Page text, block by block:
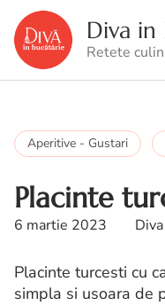
Diva in
Retete
Aperitive - Gustari
Placinte
6 martie 2023
Placinte turcesti cu
simpla si usoara de